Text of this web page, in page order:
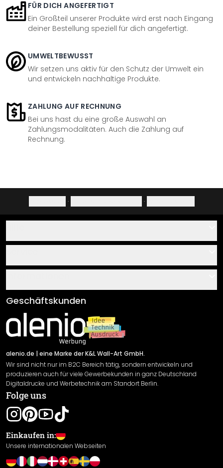
FÜR DICH ANGEFERTIGT
Ein Großteil unserer Produkte wird erst nach Eingang
deiner Bestellung speziell für dich angefertigt.
UMWELTBEWUSST
Wir setzen uns aktiv für den Schutz der Umwelt ein
und entwickeln nachhaltige Produkte.
ZAHLUNG AUF RECHNUNG
Bei uns hast du eine große Auswahl an
Zahlungsmodalitäten. Auch die Zahlung auf
Rechnung.
· ·
Über uns
Klebe- und Montageanleitungen
Newsletter An-/Abmeldung
Sendungsverfolgung
AGB
Impressum
Versand & Zahlung
Rücksendung
Widerrufsrecht
Datenschutzerklärung
Gewährleistung
Leistungserklärung / CE-Zeichen
Cookie Einstellungen
Geschäftskunden
alenio.de | eine Marke der K&L Wall-Art GmbH.
Wir sind nicht nur im B2C Bereich tätig, sondern entwickeln und
produzieren auch für viele Gewerbekunden in ganz Deutschland
Digitaldrucke und Werbetechnik am Standort Berlin.
Folge uns
Einkaufen in:
Unsere internationalen Webseiten